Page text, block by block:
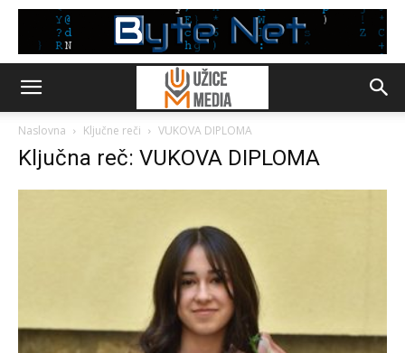
Naslovna Ključne reči VUKOVA DIPLOMA
Ključna reč: VUKOVA DIPLOMA